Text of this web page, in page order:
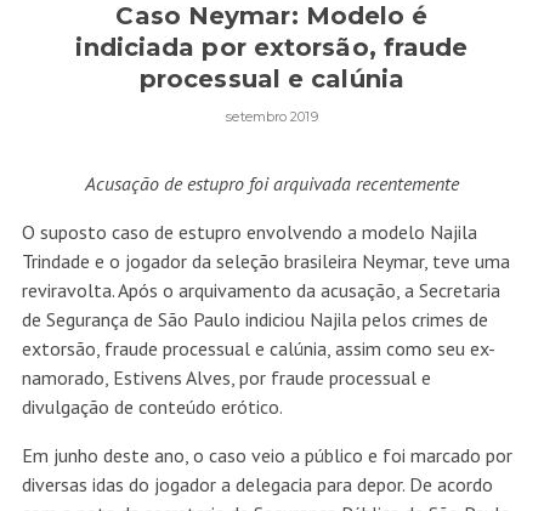
Caso Neymar: Modelo é
indiciada por extorsão, fraude
processual e calúnia
setembro 2019
Acusação de estupro foi arquivada recentemente
O suposto caso de estupro envolvendo a modelo Najila
Trindade e o jogador da seleção brasileira Neymar, teve uma
reviravolta. Após o arquivamento da acusação, a Secretaria
de Segurança de São Paulo indiciou Najila pelos crimes de
extorsão, fraude processual e calúnia, assim como seu ex-
namorado, Estivens Alves, por fraude processual e
divulgação de conteúdo erótico.
Em junho deste ano, o caso veio a público e foi marcado por
diversas idas do jogador a delegacia para depor. De acordo